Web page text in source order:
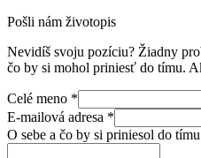
Pošli nám životopis
Nevidíš svoju pozíciu? Žiadny
čo by si mohol priniesť do tímu.
Celé meno *
E-mailová adresa *
O sebe a čo by si priniesol do tímu